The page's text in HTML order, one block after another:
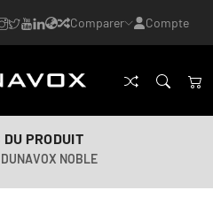
Comparer Compte
PRODUIT
DUNAVOX NOBLE